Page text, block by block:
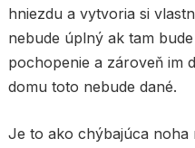
hniezdu a vytvoria si
nebude úplný ak tam
pochopenie a zároveň im
domu toto nebude dané.
Je to ako chýbajúca noha